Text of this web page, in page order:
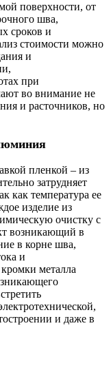
поверхности, от
шва,
сроков и
стоимости можно
и
при
во внимание не
и расточников, но
пленкой – из
затрудняет
как температура ее
изделие из
очистку с
возникающий в
в корне шва,
и
металла
и даже в